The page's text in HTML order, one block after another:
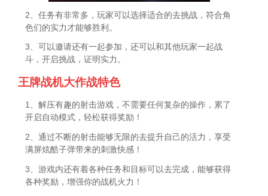
2、任务有非常多，玩家可以选择适合的去挑战，符合角
色们的实力才能够胜利。
3、可以邀请还有一起参加，还可以和其他玩家一起战
斗，开启挑战，证明实力。
王牌战机大作战特色
1、解压有趣的射击游戏，不需要任何复杂的操作，累了
开启自动模式，轻松获得奖励！
2、通过不断的射击能够无限的去提升自己的活力，享受
满屏炫酷子弹带来的刺激快感！
3、游戏内还有着各种任务和目标可以去完成，能够获得
各种奖励，增强你的战机火力！